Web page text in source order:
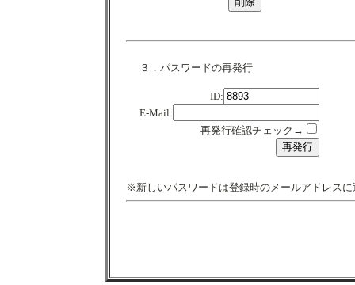
３．パスワードの再発行
ID:
E-Mail:
再発行確認チェック→
※新しいパスワードは登録時のメールアドレスに